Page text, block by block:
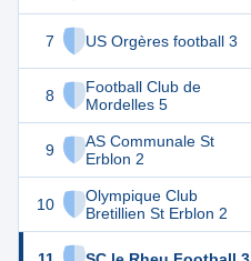
7 US Orgères football 3
8
Football Club de
Mordelles 5
9
AS Communale St
Erblon 2
10
Olympique Club
Bretillien St Erblon 2
12 9
10
4
-3